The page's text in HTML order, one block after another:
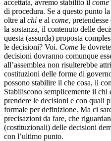
accettata, avremo stabilito il come
di procedura. Se a questo punto
oltre al chi e al come,
la sostanza, il contenuto delle
questa (assurda) proposta
le decisioni? Voi. Come le
decisioni dovranno comunque
all’assemblea non risulterebbe
costituzioni delle forme di
possono stabilire il che cosa, il
Stabiliscono semplicemente il chi
prendere le decisioni e con quali
formale per definizione. Ma ci
precisazioni da fare, che
(costituzionali) delle decisioni
con l’ultimo punto.